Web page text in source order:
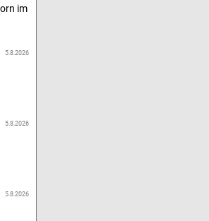
im
5.8.2026
5.8.2026
5.8.2026